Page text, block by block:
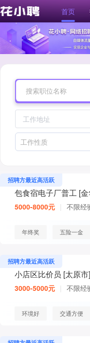
首页
招聘方最近高活跃
包食宿电子厂普工 [
5000-8000元 不限经
年终奖 五险一金
招聘方最近高活跃
小店区比价员 [太原市]
3000-5000元 不限经
环境好 交通方便